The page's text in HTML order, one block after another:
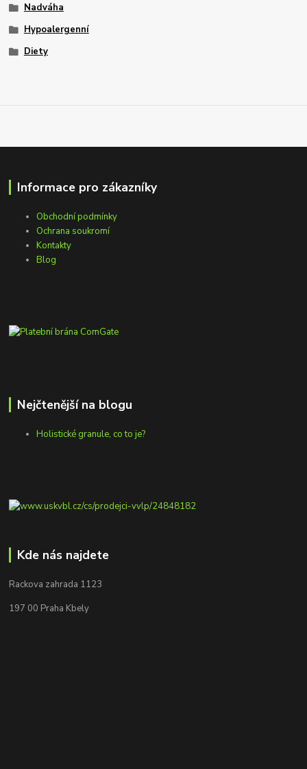
Nadváha
Hypoalergenní
Diety
Informace pro zákazníky
Obchodní podmínky
Ochrana soukromí
Kontakty
Blog
Nejčtenější na blogu
Holistické granule, co to je?
Kde nás najdete
Rackova zahrada 1123
197 00 Praha Kbely